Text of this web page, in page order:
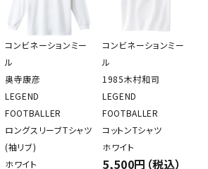
コンビネーションミー
ル
奥寺康彦
LEGEND
FOOTBALLER
ロングスリーブTシャツ
(袖リブ)
ホワイト
コンビネーションミー
ル
1985木村和司
LEGEND
FOOTBALLER
コットンTシャツ
ホワイト
5,500円（税込）